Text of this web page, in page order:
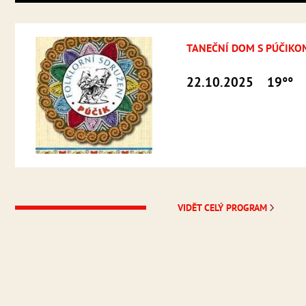
TANEČNÍ DOM S
22.10.2025 19°°
VIDĚT CELÝ PROGRAM